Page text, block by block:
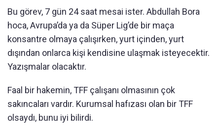
Bu görev, 7 gün 24 saat mesai ister. Abdullah Bora
hoca, Avrupa’da ya da Süper Lig’de bir maça
konsantre olmaya çalışırken, yurt içinden, yurt
dışından onlarca kişi kendisine ulaşmak isteyecektir.
Yazışmalar olacaktır.
Faal bir hakemin, TFF çalışanı olmasının çok
sakıncaları vardır. Kurumsal hafızası olan bir TFF
olsaydı, bunu iyi bilirdi.